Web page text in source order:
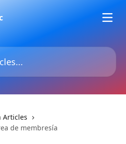
Articles
de membresía